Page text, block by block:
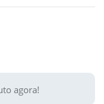
agora!